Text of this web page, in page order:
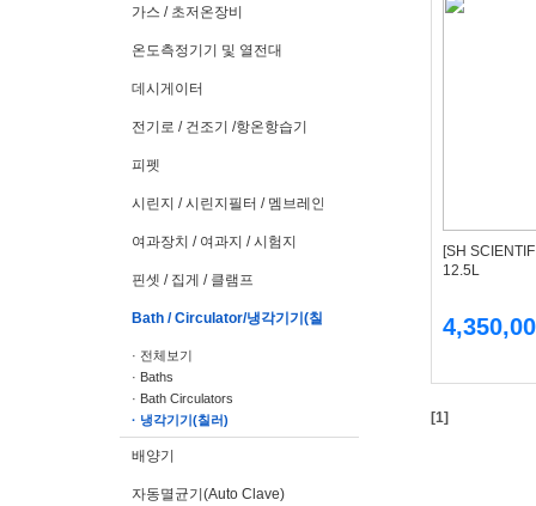
가스 / 초저온장비
온도측정기기 및 열전대
데시게이터
전기로 / 건조기 /항온항습기
피펫
시린지 / 시린지필터 / 멤브레인필터
여과장치 / 여과지 / 시험지
핀셋 / 집게 / 클램프
Bath / Circulator/냉각기기(칠러)
· 전체보기
· Baths
· Bath Circulators
· 냉각기기(칠러)
배양기
자동멸균기(Auto Clave)
[SH
12.5L
[1]